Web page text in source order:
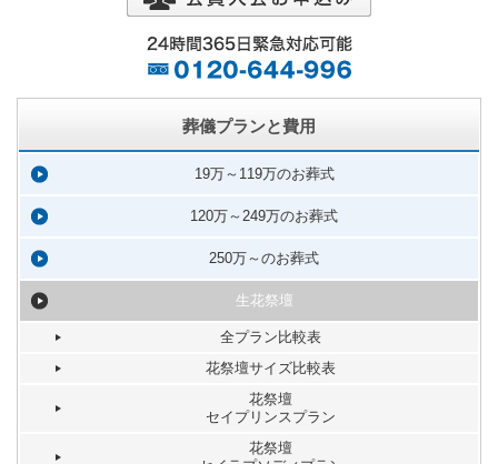
葬儀プランと費用
19万～119万のお葬式
120万～249万のお葬式
250万～のお葬式
生花祭壇
全プラン比較表
花祭壇サイズ比較表
花祭壇
セイプリンスプラン
花祭壇